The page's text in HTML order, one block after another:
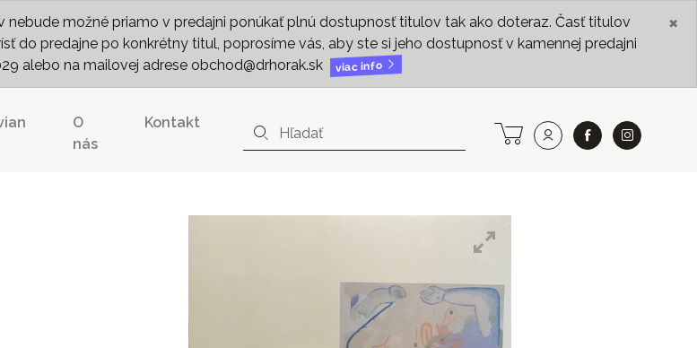
možné priamo v predajni ponúkať plnú dostupnosť titulov tak ako doteraz. Časť titulov
do predajne po konkrétny titul, poprosíme vás, aby ste si jeho dostupnosť v kamennej predajni
alebo na mailovej adrese obchod@drhorak.sk
viac info
×
O
nás
Kontakt